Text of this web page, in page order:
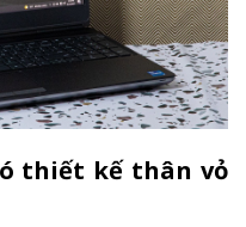
thiết kế thân vỏ